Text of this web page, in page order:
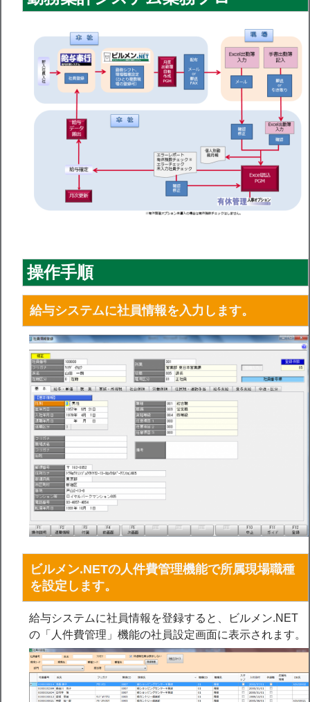
操作手順
給与システムに社員情報を入力します。
ビルメン.NETの人件費管理機能で所属現場職種
を設定します。
給与システムに社員情報を登録すると、ビルメン.NET
の「人件費管理」機能の社員設定画面に表示されます。